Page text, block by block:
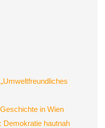
in Wien
Demokratie hautnah